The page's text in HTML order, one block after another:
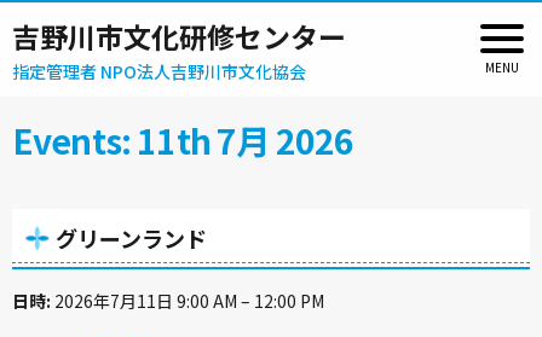
吉野川市文化研修センター
指定管理者 NPO法人吉野川市文化協会
Events: 11th 7月 2026
グリーンランド
日時: 2026年7月11日 9:00 AM – 12:00 PM